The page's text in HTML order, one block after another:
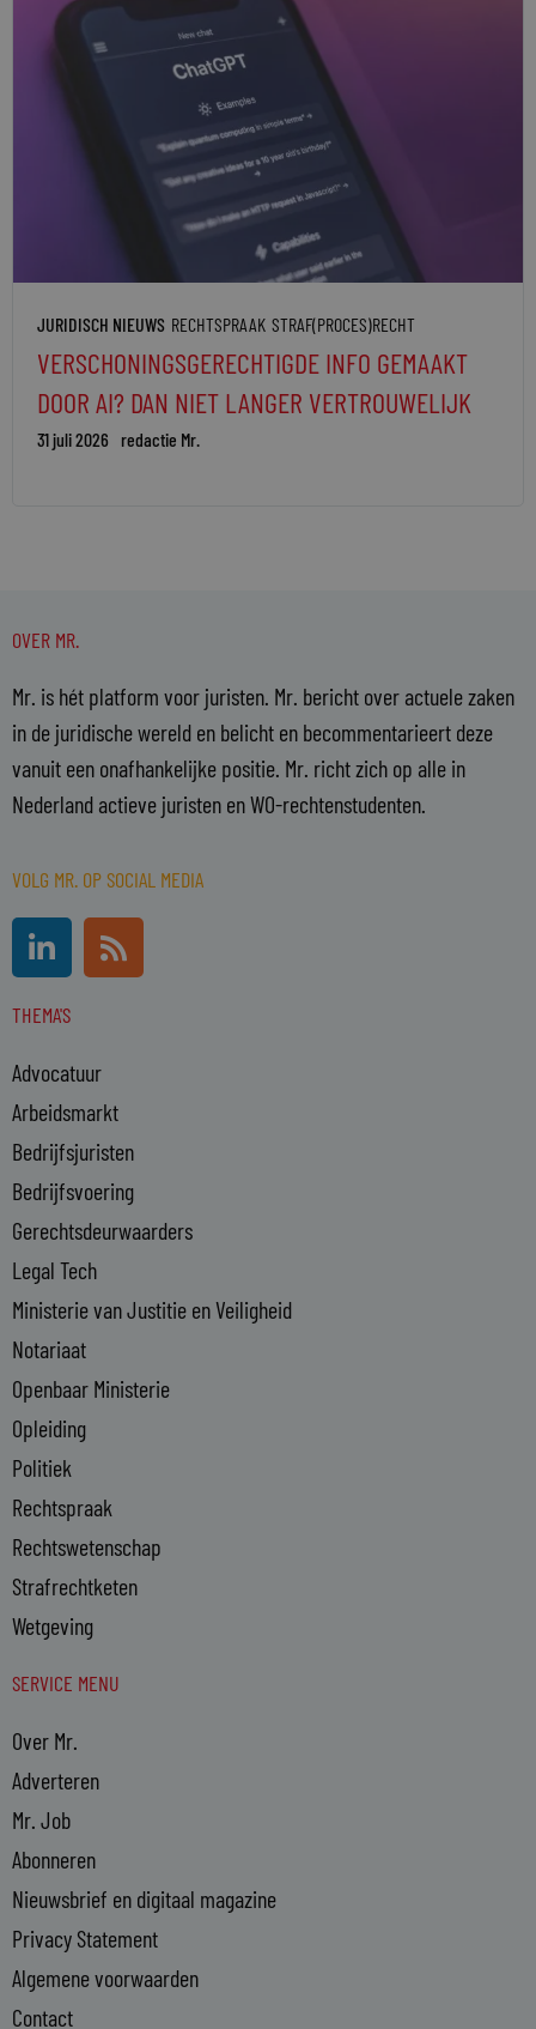
JURIDISCH NIEUWS RECHTSPRAAK STRAF(PROCES)RECHT
VERSCHONINGSGERECHTIGDE INFO GEMAAKT
DOOR AI? DAN NIET LANGER VERTROUWELIJK
31 juli 2026 redactie Mr.
OVER MR.
Mr. is hét platform voor juristen. Mr. bericht over actuele zaken
in de juridische wereld en belicht en becommentarieert deze
vanuit een onafhankelijke positie. Mr. richt zich op alle in
Nederland actieve juristen en WO-rechtenstudenten.
VOLG MR. OP SOCIAL MEDIA
L
i
n
k
d
i
n
-
i
n
R
s
s
THEMA'S
Advocatuur
Arbeidsmarkt
Bedrijfsjuristen
Bedrijfsvoering
Gerechtsdeurwaarders
Legal Tech
Ministerie van Justitie en Veiligheid
Notariaat
Openbaar Ministerie
Opleiding
Politiek
Rechtspraak
Rechtswetenschap
Strafrechtketen
Wetgeving
SERVICE MENU
Over Mr.
Adverteren
Mr. Job
Abonneren
Nieuwsbrief en digitaal magazine
Privacy Statement
Algemene voorwaarden
Contact